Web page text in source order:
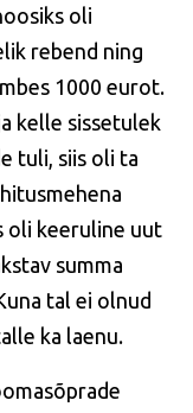
oli
rebend ning
1000 eurot.
kelle sissetulek
tuli, siis oli ta
oli keeruline uut
summa
tal ei olnud
ka laenu.